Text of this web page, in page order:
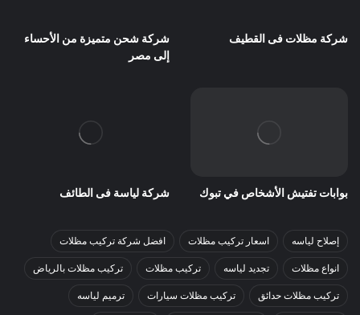
شركة مظلات فى القطيف
شركة شحن متميزة من الأحساء
إلى مصر
بوابات تفتيش الأشخاص في تبوك شركة لياسة فى الطائف
إصلاح لياسه اسعار تركيب مظلات افضل شركة تركيب مظلات
انواع مظلات تجديد لياسه تركيب مظلات تركيب مظلات بالرياض
تركيب مظلات حدائق تركيب مظلات سيارات ترميم لياسه